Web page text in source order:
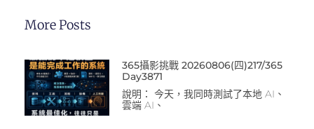
More Posts
365攝影挑戰 20260806(四)217/365
Day3871
說明： 今天，我同時測試了本地 AI、
雲端 AI、